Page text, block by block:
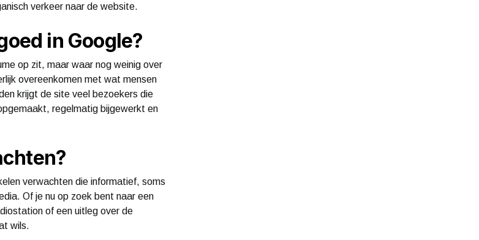
verkeer naar de website.
in Google?
op zit, maar waar nog weinig over
overeenkomen met wat mensen
krijgt de site veel bezoekers die
regelmatig bijgewerkt en
verwachten die informatief, soms
Of je nu op zoek bent naar een
of een uitleg over de
wils.